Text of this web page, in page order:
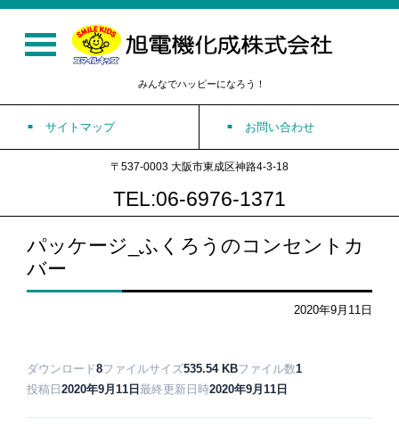
みんなでハッピーになろう！
サイトマップ お問い合わせ
〒537-0003 大阪市東成区神路4-3-18
TEL:06-6976-1371
パッケージ_ふくろうのコンセントカ
バー
2020年9月11日
ダウンロード8ファイルサイズ535.54 KBファイル数1
投稿日 2020年9月11日 最終更新日時2020年9月11日